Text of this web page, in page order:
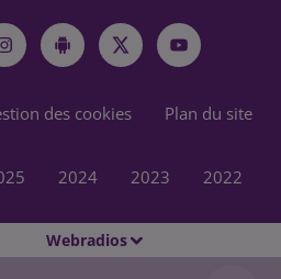
Webradios
des cookies Plan du site
2024 2023 2022